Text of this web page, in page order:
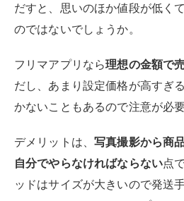
だすと、思いのほか値段が低く
のではないでしょうか。
フリマアプリなら理想の金額で
だし、あまり設定価格が高すぎ
かないこともあるので注意が必要
デメリットは、写真撮影から商
自分でやらなければならない点
ッドはサイズが大きいので発送